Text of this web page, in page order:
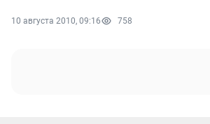
10 августа 2010, 09:16 758